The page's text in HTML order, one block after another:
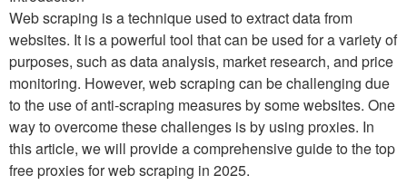
Web scraping is a technique used to extract data from
websites. It is a powerful tool that can be used for a variety of
purposes, such as data analysis, market research, and price
monitoring. However, web scraping can be challenging due
to the use of anti-scraping measures by some websites. One
way to overcome these challenges is by using proxies. In
this article, we will provide a comprehensive guide to the top
free proxies for web scraping in 2025.